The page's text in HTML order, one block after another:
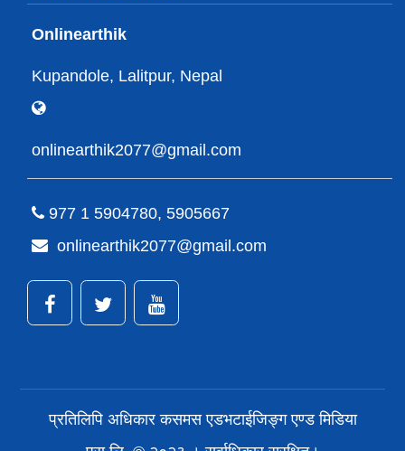
Onlinearthik
Kupandole, Lalitpur, Nepal
onlinearthik2077@gmail.com
977 1 5904780, 5905667
onlinearthik2077@gmail.com
प्रतिलिपि अधिकार कसमस एडभटाईजिङ्ग एण्ड मिडिया